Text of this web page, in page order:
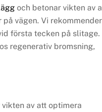
och betonar vikten av
vägen. Vi
första tecken på slitage.
regenerativ bromsning,
av att optimera